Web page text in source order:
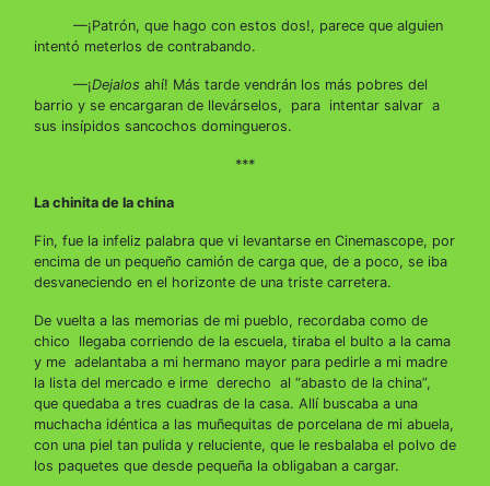
—¡Patrón, que hago con estos dos!, parece que alguien
intentó meterlos de contrabando.
—¡Dejalos ahí! Más tarde vendrán los más pobres del
barrio y se encargaran de llevárselos, para intentar salvar a
sus insípidos sancochos domingueros.
***
La chinita de la china
Fin, fue la infeliz palabra que vi levantarse en Cinemascope, por
encima de un pequeño camión de carga que, de a poco, se iba
desvaneciendo en el horizonte de una triste carretera.
De vuelta a las memorias de mi pueblo, recordaba como de
chico llegaba corriendo de la escuela, tiraba el bulto a la cama
y me adelantaba a mi hermano mayor para pedirle a mi madre
la lista del mercado e irme derecho al “abasto de la china”,
que quedaba a tres cuadras de la casa. Allí buscaba a una
muchacha idéntica a las muñequitas de porcelana de mi abuela,
con una piel tan pulida y reluciente, que le resbalaba el polvo de
los paquetes que desde pequeña la obligaban a cargar.